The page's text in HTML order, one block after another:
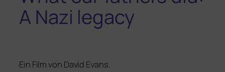
A Nazi legacy
Ein Film von David Evans.